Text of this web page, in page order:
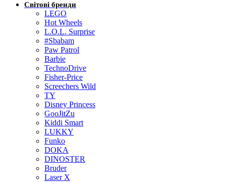
Світові бренди
LEGO
Hot Wheels
L.O.L. Surprise
#Sbabam
Paw Patrol
Barbie
TechnoDrive
Fisher-Price
Screechers Wild
TY
Disney Princess
GooJitZu
Kiddi Smart
LUKKY
Funko
DOKA
DINOSTER
Bruder
Laser X